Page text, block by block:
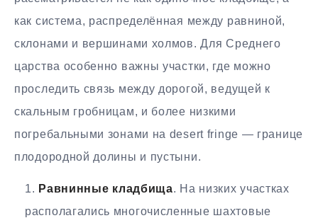
как система, распределённая между равниной,
склонами и вершинами холмов. Для Среднего
царства особенно важны участки, где можно
проследить связь между дорогой, ведущей к
скальным гробницам, и более низкими
погребальными зонами на desert fringe — границе
плодородной долины и пустыни.
Равнинные кладбища. На низких участках
располагались многочисленные шахтовые